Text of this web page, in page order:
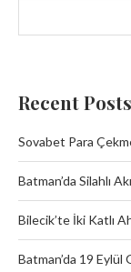
Recent Posts
Sovabet Para
Batman’da Silahlı
Bilecik’te İki Katlı
Batman’da 19